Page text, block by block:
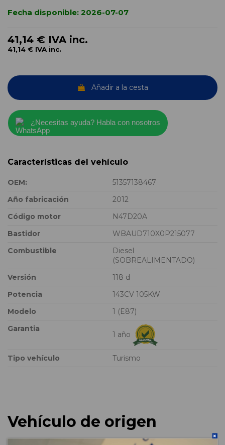
Fecha disponible: 2026-07-07
41,14 € IVA inc.
41,14 € IVA inc.
Añadir a la cesta
¿Necesitas ayuda? Habla con nosotros
Características del vehículo
OEM:
51357138467
Año fabricación
2012
Código motor
N47D20A
Bastidor
WBAUD710X0P215077
Combustible
Diesel
(SOBREALIMENTADO)
Versión
118 d
Potencia
143CV 105KW
Modelo
1 (E87)
Garantia
1 año
Tipo vehículo Turismo
Vehículo de origen